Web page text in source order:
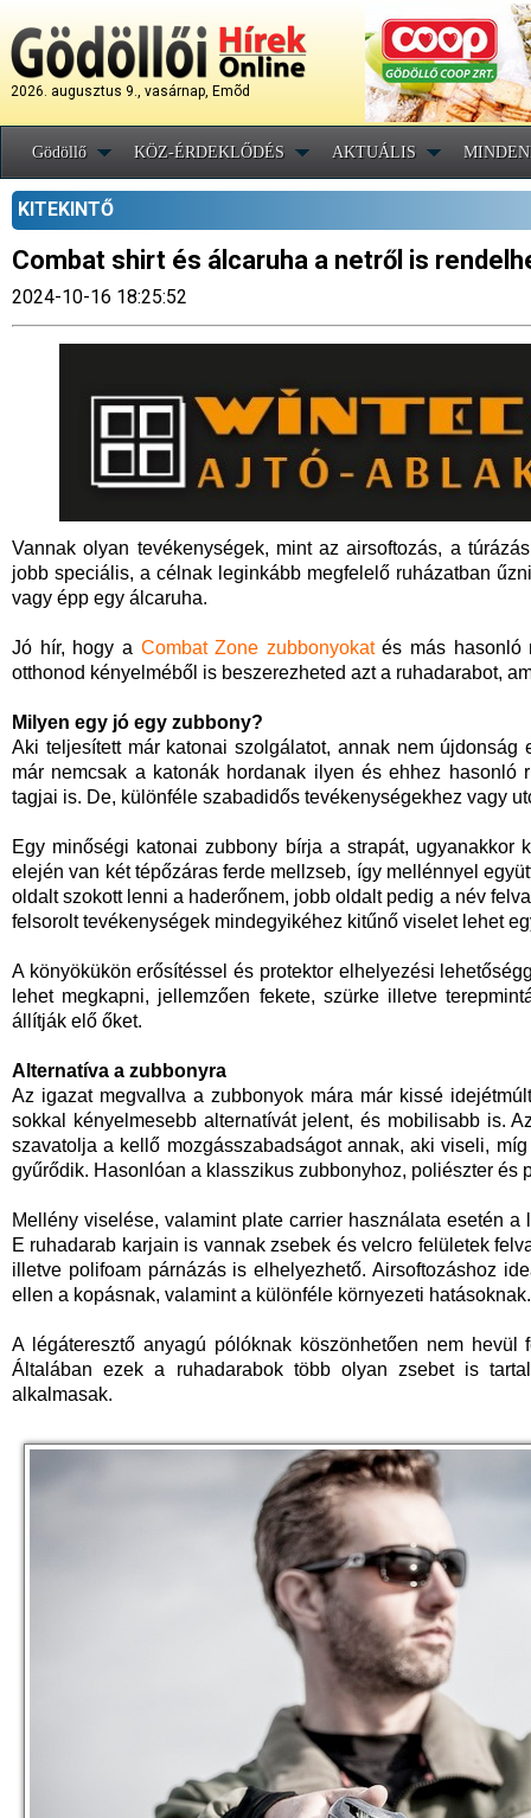
2026. augusztus 9., vasárnap, Emõd
Gödöllő KÖZ-ÉRDEKLŐDÉS AKTUÁLIS
KITEKINTŐ
Combat shirt és álcaruha a netről is
2024-10-16 18:25:52
Vannak olyan tevékenységek, mint az airsoftozás, a
jobb speciális, a célnak leginkább megfelelő ruházatban
vagy épp egy álcaruha.
Jó hír, hogy a Combat Zone zubbonyokatés más hasonló
otthonod kényelméből is beszerezheted azt a ruhadarabot,
Milyen egy jó egy zubbony?
Aki teljesített már katonai szolgálatot, annak nem
már nemcsak a katonák hordanak ilyen és ehhez hasonló
tagjai is. De, különféle szabadidős tevékenységekhez vagy
Egy minőségi katonai zubbony bírja a strapát, ugyanakkor
elején van két tépőzáras ferde mellzseb, így mellénnyel
oldalt szokott lenni a haderőnem, jobb oldalt pedig a név
felsorolt tevékenységek mindegyikéhez kitűnő viselet lehet
A könyökükön erősítéssel és protektor elhelyezési
lehet megkapni, jellemzően fekete, szürke illetve
állítják elő őket.
Alternatíva a zubbonyra
Az igazat megvallva a zubbonyok mára már kissé
sokkal kényelmesebb alternatívát jelent, és mobilisabb is.
szavatolja a kellő mozgásszabadságot annak, aki viseli,
gyűrődik. Hasonlóan a klasszikus zubbonyhoz, poliészter és
Mellény viselése, valamint plate carrier használata esetén
E ruhadarab karjain is vannak zsebek és velcro felületek
illetve polifoam párnázás is elhelyezhető. Airsoftozáshoz
ellen a kopásnak, valamint a különféle környezeti hatásoknak.
A légáteresztő anyagú pólóknak köszönhetően nem
Általában ezek a ruhadarabok több olyan zsebet is
alkalmasak.